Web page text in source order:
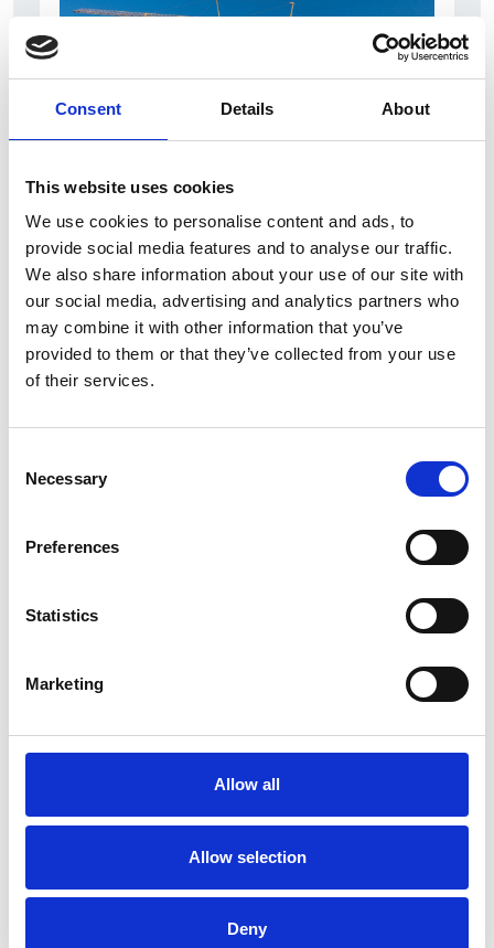
Consent Details About
This website uses cookies
We use cookies to personalise content and ads, to
provide social media features and to analyse our traffic.
We also share information about your use of our site with
our social media, advertising and analytics partners who
may combine it with other information that you’ve
provided to them or that they’ve collected from your use
of their services.
Selection
Necessary
Preferences
Statistics
Marketing
Allow all
Allow selection
Deny
7 Agosto 2026
Nel primo semestre è aumentata fortemente la
costruzione di nuove abitazioni
Repubblica Ceca
La Škoda avvia la produzione del suo SUV Peaq